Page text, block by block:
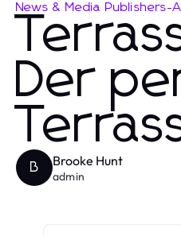
News & Media Publishers-
Der
B Brooke Hunt
admin